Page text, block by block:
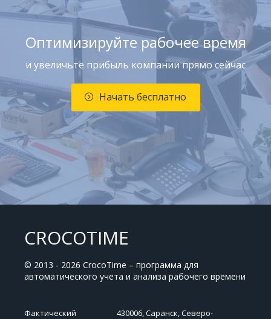
Оптимизируйте рабочее время
и увеличьте прибыль компании прямо сейчас
Начать бесплатно
CROCOTIME
© 2013 - 2026 CrocoTime – программа для
автоматического учета и анализа рабочего времени
Фактический
430006, Саранск, Северо-